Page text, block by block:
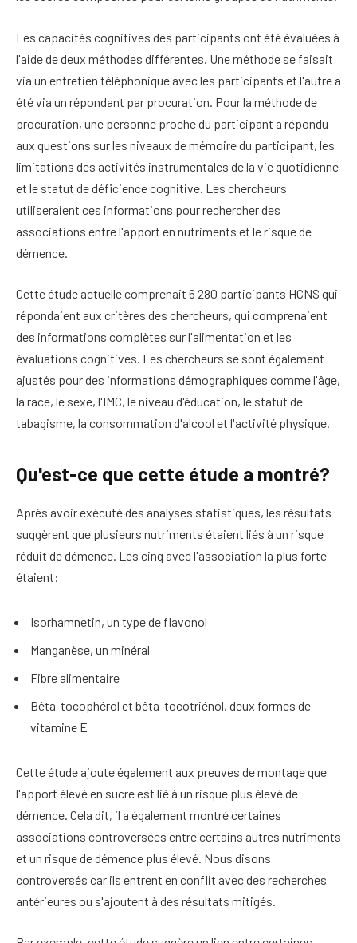
Les capacités cognitives des participants ont été évaluées à
l'aide de deux méthodes différentes. Une méthode se faisait
via un entretien téléphonique avec les participants et l'autre a
été via un répondant par procuration. Pour la méthode de
procuration, une personne proche du participant a répondu
aux questions sur les niveaux de mémoire du participant, les
limitations des activités instrumentales de la vie quotidienne
et le statut de déficience cognitive. Les chercheurs
utiliseraient ces informations pour rechercher des
associations entre l'apport en nutriments et le risque de
démence.
Cette étude actuelle comprenait 6 280 participants HCNS qui
répondaient aux critères des chercheurs, qui comprenaient
des informations complètes sur l'alimentation et les
évaluations cognitives. Les chercheurs se sont également
ajustés pour des informations démographiques comme l'âge,
la race, le sexe, l'IMC, le niveau d'éducation, le statut de
tabagisme, la consommation d'alcool et l'activité physique.
Qu'est-ce que cette étude a montré?
Après avoir exécuté des analyses statistiques, les résultats
suggèrent que plusieurs nutriments étaient liés à un risque
réduit de démence. Les cinq avec l'association la plus forte
étaient:
Isorhamnetin, un type de flavonol
Manganèse, un minéral
Fibre alimentaire
Bêta-tocophérol et bêta-tocotriénol, deux formes de
vitamine E
Cette étude ajoute également aux preuves de montage que
l'apport élevé en sucre est lié à un risque plus élevé de
démence. Cela dit, il a également montré certaines
associations controversées entre certains autres nutriments
et un risque de démence plus élevé. Nous disons
controversés car ils entrent en conflit avec des recherches
antérieures ou s'ajoutent à des résultats mitigés.